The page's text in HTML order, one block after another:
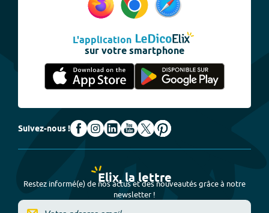
L'application
sur votre smartphone
Suivez-nous !
Elix, la lettre
Restez informé(e) de nos actus et des nouveautés grâce à notre
newsletter !